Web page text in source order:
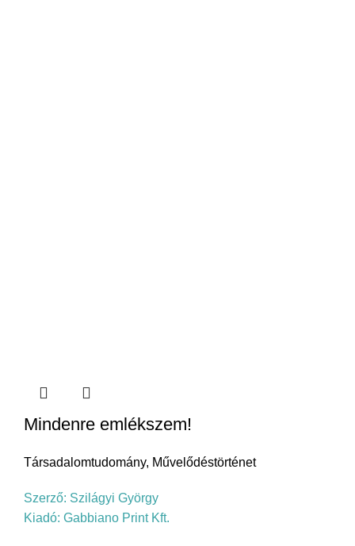
Mindenre emlékszem!
Társadalomtudomány, Művelődéstörténet
Szerző: Szilágyi György
Kiadó: Gabbiano Print Kft.